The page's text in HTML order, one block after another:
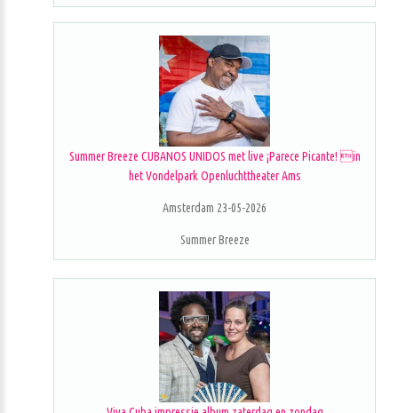
Summer Breeze CUBANOS UNIDOS met live ¡Parece Picante! in
het Vondelpark Openluchttheater Ams
Amsterdam 23-05-2026
Summer Breeze